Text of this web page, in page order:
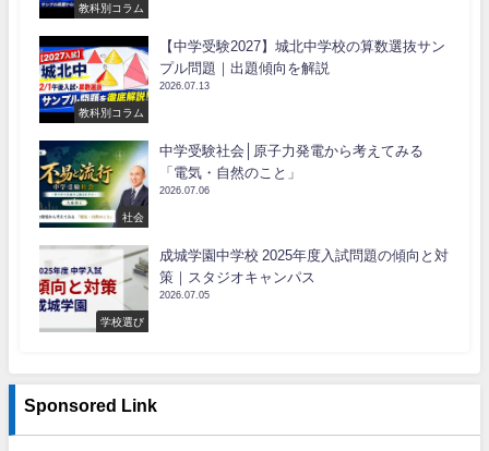
教科別コラム
教科別コラム
【中学受験2027】城北中学校の算数選抜サン
プル問題｜出題傾向を解説
2026.07.13
社会
中学受験社会│原子力発電から考えてみる
「電気・自然のこと」
2026.07.06
学校選び
成城学園中学校 2025年度入試問題の傾向と対
策｜スタジオキャンパス
2026.07.05
Sponsored Link